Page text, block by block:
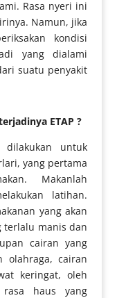
Rasa nyeri ini
Namun, jika
kondisi
yang dialami
suatu penyakit
ETAP ?
untuk
yang pertama
Makanlah
latihan.
yang akan
terlalu manis dan
cairan yang
olahraga, cairan
keringat, oleh
haus yang